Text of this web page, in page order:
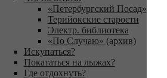
«Петербургский Посад»
Терийокские старости
Электр. библиотека
«По Случаю» (архив)
Искупаться?
Покататься на лыжах?
Где отдохнуть?